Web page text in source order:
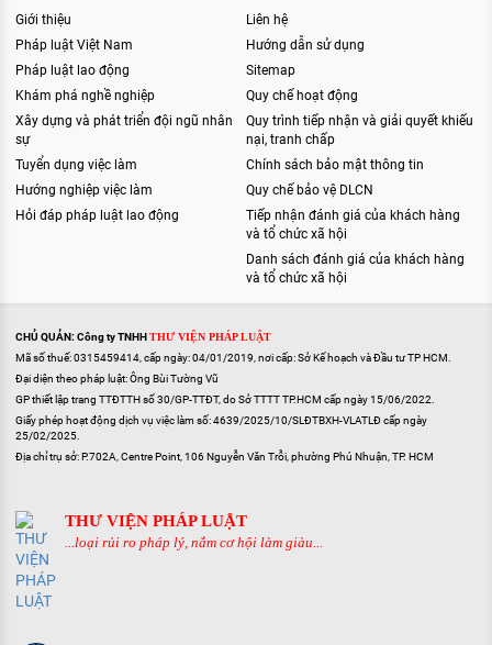
Giới thiệu
Pháp luật Việt Nam
Pháp luật lao động
Khám phá nghề nghiệp
Xây dựng và phát triển đội ngũ nhân
sự
Tuyển dụng việc làm
Hướng nghiệp việc làm
Hỏi đáp pháp luật lao động
Liên hệ
Hướng dẫn sử dụng
Sitemap
Quy chế hoạt động
Quy trình tiếp nhận và giải quyết khiếu
nại, tranh chấp
Chính sách bảo mật thông tin
Quy chế bảo vệ DLCN
Tiếp nhận đánh giá của khách hàng
và tổ chức xã hội
Danh sách đánh giá của khách hàng
và tổ chức xã hội
CHỦ QUẢN: Công ty TNHHTHƯ VIỆN PHÁP LUẬT
Mã số thuế: 0315459414, cấp ngày: 04/01/2019, nơi cấp: Sở Kế hoạch và Đầu tư TP HCM.
Đại diện theo pháp luật: Ông Bùi Tường Vũ
GP thiết lập trang TTĐTTH số 30/GP-TTĐT, do Sở TTTT TP.HCM cấp ngày 15/06/2022.
Giấy phép hoạt động dịch vụ việc làm số: 4639/2025/10/SLĐTBXH-VLATLĐ cấp ngày
25/02/2025.
Địa chỉ trụ sở: P.702A, Centre Point, 106 Nguyễn Văn Trỗi, phường Phú Nhuận, TP. HCM
THƯ VIỆN PHÁP LUẬT
...loại rủi ro pháp lý, nắm cơ hội làm giàu...